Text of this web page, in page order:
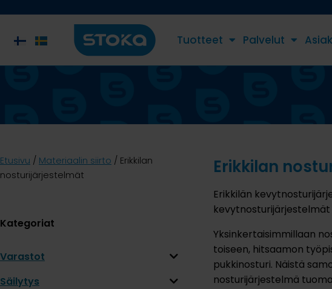
Tuotteet Palvelut
Etusivu / Materiaalin siirto / Erikkilan
nosturijärjestelmät
Kategoriat
Varastot
Säilytys
Erikkilan
Erikkilän
Yksinkertaisimmillaan
toiseen, hitsaamon
pukkinosturi. Näistä
nosturijärjestelmä